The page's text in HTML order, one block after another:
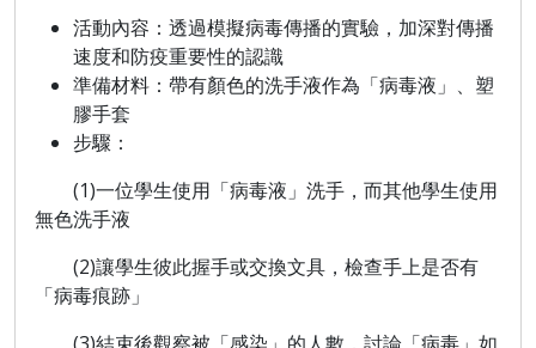
活動內容 ：透過模擬病毒傳播的實驗，加深對傳播
速度和防疫重要性的認識
準備材料：帶有顏色的洗手液作為「病毒液」、塑
膠手套
步驟：
(1)一位學生使用「病毒液」洗手，而其他學生使用
無色洗手液
(2)讓學生彼此握手或交換文具，檢查手上是否有
「病毒痕跡」